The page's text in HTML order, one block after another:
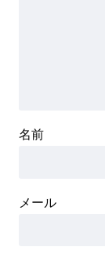
名前
メール